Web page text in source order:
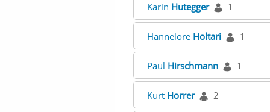
Karin Hutegger 1
Hannelore Holtari 1
Paul Hirschmann 1
Kurt Horrer 2